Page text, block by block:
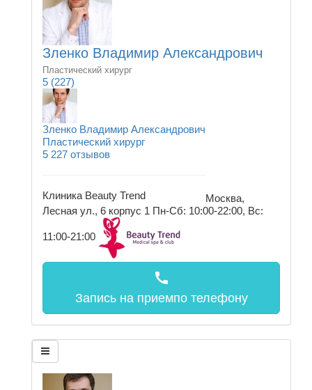
Зленко Владимир Александрович
Пластический хирург
5 (227)
Зленко Владимир Александрович
Пластический хирург
5 227 отзывов
Клиника Beauty Trend
Москва,
Лесная ул., 6 корпус 1 Пн-Сб: 10:00-22:00, Вс:
11:00-21:00
call
Запись на приемпо телефону